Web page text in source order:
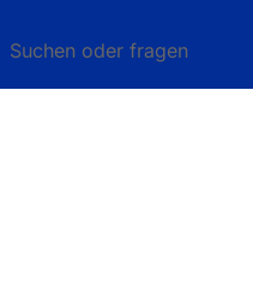
Suchen oder fragen